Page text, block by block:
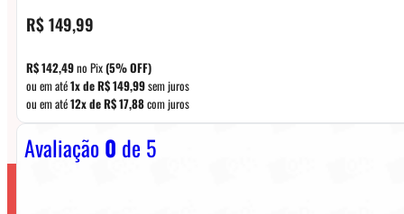
R$149,99
R$142,49no Pix(5% OFF)
ou em até1x deR$149,99sem juros
ou em até12x deR$17,88com juros
Avaliação0 de 5